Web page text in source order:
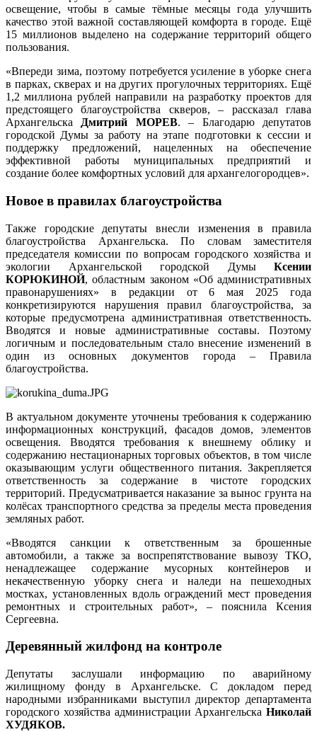
освещение, чтобы в самые тёмные месяцы года улучшить
качество этой важной составляющей комфорта в городе. Ещё
15 миллионов выделено на содержание территорий общего
пользования.
«Впереди зима, поэтому потребуется усиление в уборке снега
в парках, скверах и на других прогулочных территориях. Ещё
1,2 миллиона рублей направили на разработку проектов для
предстоящего благоустройства скверов, – рассказал глава
Архангельска Дмитрий МОРЕВ. – Благодарю депутатов
городской Думы за работу на этапе подготовки к сессии и
поддержку предложений, нацеленных на обеспечение
эффективной работы муниципальных предприятий и
создание более комфортных условий для архангелогородцев».
Новое в правилах благоустройства
Также городские депутаты внесли изменения в правила
благоустройства Архангельска. По словам заместителя
председателя комиссии по вопросам городского хозяйства и
экологии Архангельской городской Думы Ксении
КОРЮКИНОЙ, областным законом «Об административных
правонарушениях» в редакции от 6 мая 2025 года
конкретизируются нарушения правил благоустройства, за
которые предусмотрена административная ответственность.
Вводятся и новые административные составы. Поэтому
логичным и последовательным стало внесение изменений в
один из основных документов города – Правила
благоустройства.
В актуальном документе уточнены требования к содержанию
информационных конструкций, фасадов домов, элементов
освещения. Вводятся требования к внешнему облику и
содержанию нестационарных торговых объектов, в том числе
оказывающим услуги общественного питания. Закрепляется
ответственность за содержание в чистоте городских
территорий. Предусматривается наказание за вынос грунта на
колёсах транспортного средства за пределы места проведения
земляных работ.
«Вводятся санкции к ответственным за брошенные
автомобили, а также за воспрепятствование вывозу ТКО,
ненадлежащее содержание мусорных контейнеров и
некачественную уборку снега и наледи на пешеходных
мостках, установленных вдоль ограждений мест проведения
ремонтных и строительных работ», – пояснила Ксения
Сергеевна.
Деревянный жилфонд на контроле
Депутаты заслушали информацию по аварийному
жилищному фонду в Архангельске. С докладом перед
народными избранниками выступил директор департамента
городского хозяйства администрации Архангельска Николай
ХУДЯКОВ.